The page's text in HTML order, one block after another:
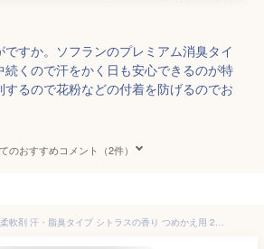
ですか。ソフランのプレミアム消臭タイ
続くので汗をかく日も安心できるのが特
るので花粉などの付着を防げるのでお
のおすすめコメント（2件）
ハミング 消臭実感 柔軟剤 汗・脂臭タイプ シトラスの香り つめかえ用 2530ml 2袋セット